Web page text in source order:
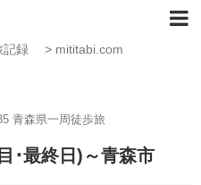
記録 > mititabi.com
青森県一周徒歩旅
･最終日)～青森市